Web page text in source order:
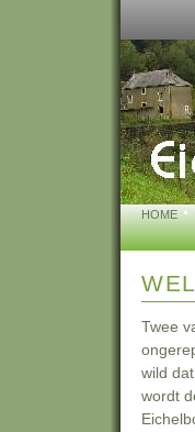
HOME
Twee
wild
wordt